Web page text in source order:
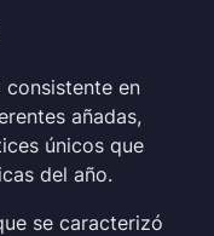
consistente en
añadas,
únicos que
del año.
se caracterizó